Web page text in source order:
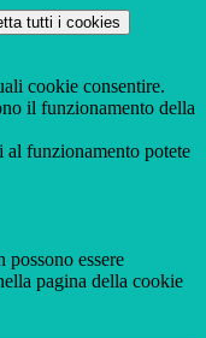
tutti i cookies
cookie consentire.
il funzionamento della
al funzionamento potete
essere
pagina della cookie